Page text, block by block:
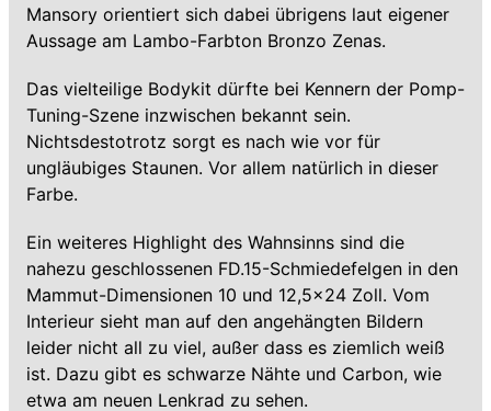
Mansory orientiert sich dabei übrigens laut eigener
Aussage am Lambo-Farbton Bronzo Zenas.
Das vielteilige Bodykit dürfte bei Kennern der Pomp-
Tuning-Szene inzwischen bekannt sein.
Nichtsdestotrotz sorgt es nach wie vor für
ungläubiges Staunen. Vor allem natürlich in dieser
Farbe.
Ein weiteres Highlight des Wahnsinns sind die
nahezu geschlossenen FD.15-Schmiedefelgen in den
Mammut-Dimensionen 10 und 12,5x24 Zoll. Vom
Interieur sieht man auf den angehängten Bildern
leider nicht all zu viel, außer dass es ziemlich weiß
ist. Dazu gibt es schwarze Nähte und Carbon, wie
etwa am neuen Lenkrad zu sehen.